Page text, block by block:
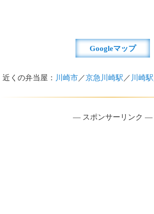
Googleマップ
近くの弁当屋： 川崎市／京急川崎駅 ／ 川崎駅
― スポンサーリンク ―